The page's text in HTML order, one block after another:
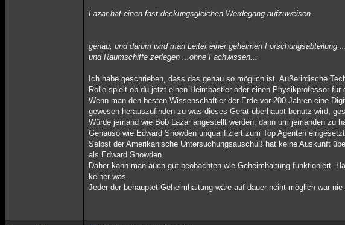
Lazar hat einen fast deckungsgleichen Werdegang aufzuweisen
genau, und darum wird man Leiter einer geheimen
und Raumschiffe zerlegen ...ohne Fachwissen...
Ich habe geschrieben, dass das genau so möglich ist. Außerirdische
Rolle spielt ob du jetzt einen Heimbastler oder einen Physikprofessor
Wenn man den besten Wissenschaftler der Erde vor 200 Jahren eine
gewesen herauszufinden zu was dieses Gerät überhaupt benutz wird,
Würde jemand wie Bob Lazar angestellt werden, dann um jemanden zu
Genauso wie Edward Snowden unqualifiziert zum Top Agenten
Selbst der Amerikanische Untersuchungsauschuß hat keine Auskunft
als Edward Snowden.
Daher kann man auch gut beobachten wie Geheimhaltung funktioniert.
keiner was.
Jeder der behauptet Geheimhaltung wäre auf dauer nciht möglich war nie